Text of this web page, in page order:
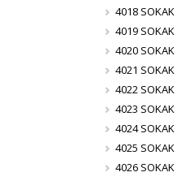
4018 SOKAK
4019 SOKAK
4020 SOKAK
4021 SOKAK
4022 SOKAK
4023 SOKAK
4024 SOKAK
4025 SOKAK
4026 SOKAK